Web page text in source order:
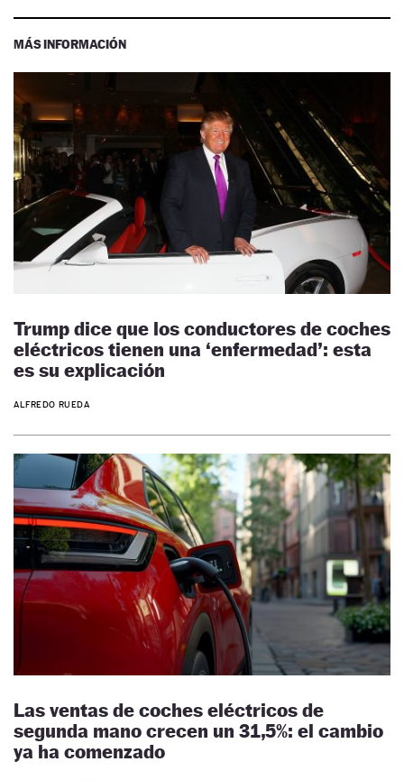
MÁS INFORMACIÓN
Trump dice que los conductores de coches
eléctricos tienen una ‘enfermedad’: esta
es su explicación
ALFREDO RUEDA
Las ventas de coches eléctricos de
segunda mano crecen un 31,5%: el cambio
ya ha comenzado